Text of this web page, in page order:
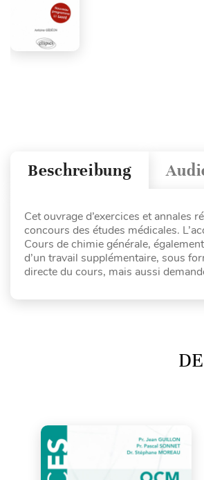
Beschreibung
Cet ouvrage d’exercices et annales
concours des études médicales.
Cours de chimie générale,
d’un travail supplémentaire, sous
directe du cours, mais aussi